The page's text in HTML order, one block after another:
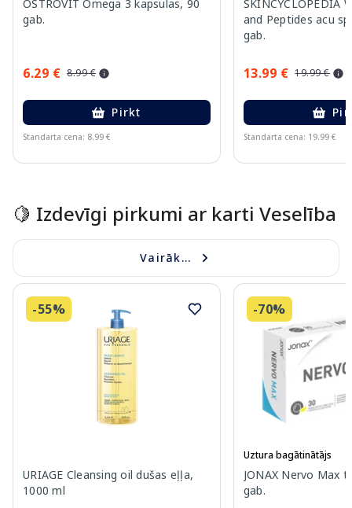
OSTROVIT Omega 3 kapsulas, 90
gab.
6.29 € 8.99 €
Pirkt
Standarta cena: 8.99 €
SKINCYCLOPEDIA
and Peptides acu
gab.
13.99 € 19.99 €
Standarta cena: 19.99 €
🍋 Izdevīgi pirkumi ar karti Veselība
Vairāk...
-55%
URIAGE Cleansing oil dušas eļļa,
1000 ml
-70%
Uztura bagātinātājs
JONAX Nervo Max
gab.